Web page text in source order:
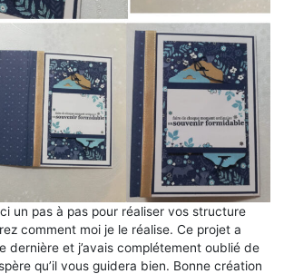
un pas à pas pour réaliser vos structure
comment moi je le réalise. Ce projet a
dernière et j’avais complétement oublié de
qu’il vous guidera bien. Bonne création